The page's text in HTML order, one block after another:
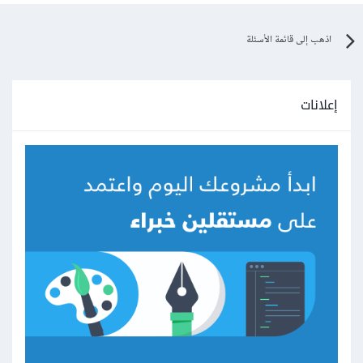
تجاهه.
زيادة او التلاعب بالمدة حسب الاستيعاب
الشهر 1-3: أساسيات الرياضيات والبرمجة وهياكل البيانات
ومعالجتها:
الرياضيات والإحصاء:ابدأ بأساسيات الجبر الخطي وحساب
التفاضل والتكامل والإحصاء والاحتمالات. سيعطيك هذا
أساسا قويا لما سيأتي.
برمجة: تعلم بايثون ، اللغة الأكثر استخداما في الذكاء
الاصطناعي. ابدأ بالأساسيات ثم انتقل إلى مفاهيم أكثر تقدما.
خذ مسار مهارة أساسيات Python ومعالجة البيانات
اذهب إلى قائمة الأسئلة
إعلانات